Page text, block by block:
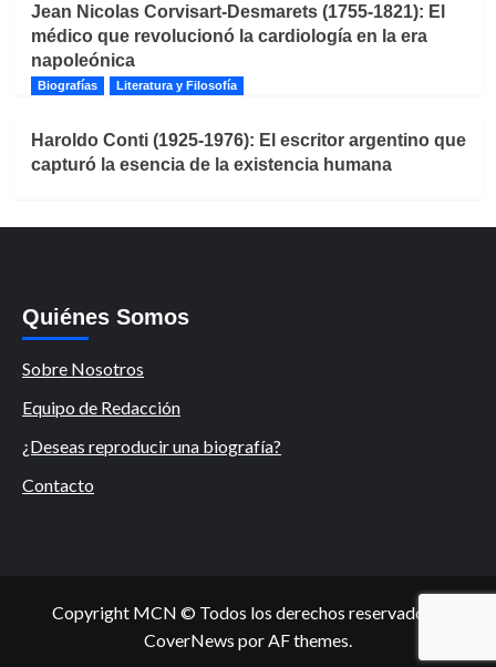
Jean Nicolas Corvisart-Desmarets (1755-1821): El
médico que revolucionó la cardiología en la era
napoleónica
Biografías Literatura y Filosofía
Haroldo Conti (1925-1976): El escritor argentino que
capturó la esencia de la existencia humana
Quiénes Somos
Sobre Nosotros
Equipo de Redacción
¿Deseas reproducir una biografía?
Contacto
Copyright MCN © Todos los derechos reservados.
CoverNews por AF themes.